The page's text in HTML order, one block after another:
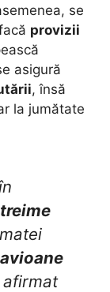
se
provizii
asigură
, însă
la jumătate